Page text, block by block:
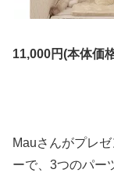
11,000円(本体価
Mauさんがプレ
ーで、3つのパー